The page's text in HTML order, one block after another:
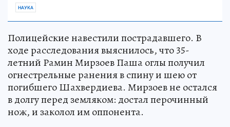
НАУКА
Полицейские навестили пострадавшего. В
ходе расследования выяснилось, что 35-
летний Рамин Мирзоев Паша оглы получил
огнестрельные ранения в спину и шею от
погибшего Шахвердиева. Мирзоев не остался
в долгу перед земляком: достал перочинный
нож, и заколол им оппонента.